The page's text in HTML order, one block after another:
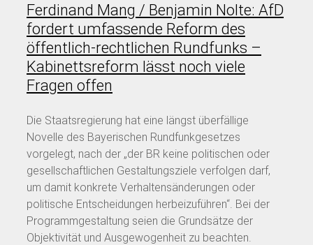
Ferdinand Mang / Benjamin Nolte: AfD
fordert umfassende Reform des
öffentlich-rechtlichen Rundfunks –
Kabinettsreform lässt noch viele
Fragen offen
Die Staatsregierung hat eine längst überfällige
Novelle des Bayerischen Rundfunkgesetzes
vorgelegt, nach der „der BR keine politischen oder
gesellschaftlichen Gestaltungsziele verfolgen darf,
um damit konkrete Verhaltensänderungen oder
politische Entscheidungen herbeizuführen“. Bei der
Programmgestaltung seien die Grundsätze der
Objektivität und Ausgewogenheit zu beachten.